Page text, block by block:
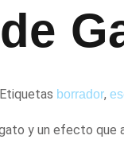
Etiquetas borrador,
y un efecto que